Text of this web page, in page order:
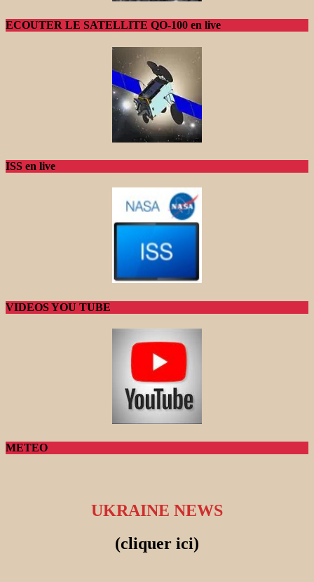
ECOUTER LE SATELLITE QO-100 en live
ISS en live
VIDEOS YOU TUBE
METEO
UKRAINE NEWS
(cliquer ici)